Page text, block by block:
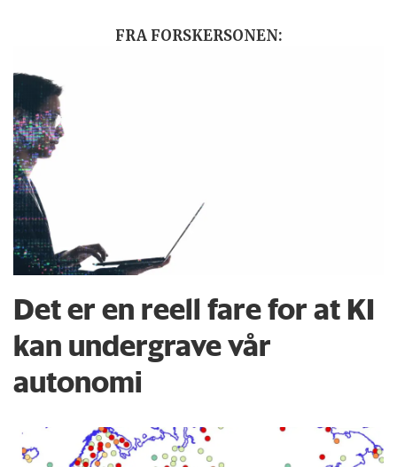
FRA FORSKERSONEN:
Det er en reell fare for at KI
kan undergrave vår
autonomi